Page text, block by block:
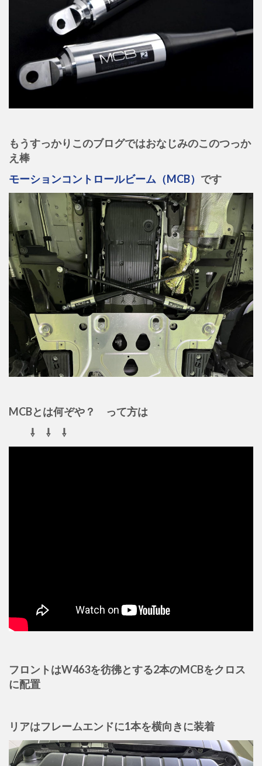
もうすっかりこのブログではおなじみのこのつっか
え棒
モーションコントロールビーム（MCB） です
MCBとは何ぞや？ って方は
⇩ ⇩ ⇩
フロントはW463を彷彿とする2本のMCBをクロス
に配置
リアはフレームエンドに1本を横向きに装着